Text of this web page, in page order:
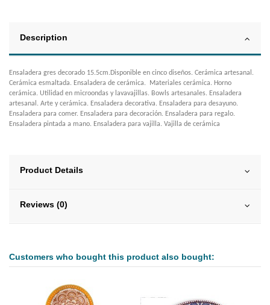
Description
Ensaladera gres decorado 15.5cm.Disponible en cinco diseños. Cerámica artesanal.
Cerámica esmaltada. Ensaladera de cerámica. Materiales cerámica. Horno
cerámica. Utilidad en microondas y lavavajillas. Bowls artesanales. Ensaladera
artesanal. Arte y cerámica. Ensaladera decorativa. Ensaladera para desayuno.
Ensaladera para comer. Ensaladera para decoración. Ensaladera para regalo.
Ensaladera pintada a mano. Ensaladera para vajilla. Vajilla de cerámica
Product Details
Reviews (0)
Customers who bought this product also bought: